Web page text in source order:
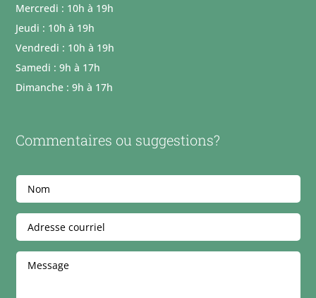
Mercredi : 10h à 19h
Jeudi : 10h à 19h
Vendredi : 10h à 19h
Samedi : 9h à 17h
Dimanche : 9h à 17h
Commentaires ou suggestions?